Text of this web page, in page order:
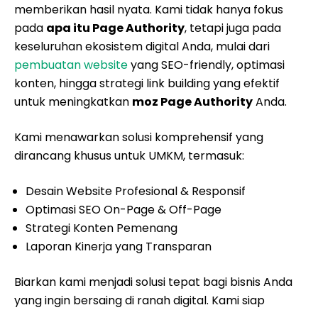
memberikan hasil nyata. Kami tidak hanya fokus
pada apa itu Page Authority, tetapi juga pada
keseluruhan ekosistem digital Anda, mulai dari
pembuatan websiteyang SEO-friendly, optimasi
konten, hingga strategi link building yang efektif
untuk meningkatkan moz Page AuthorityAnda.
Kami menawarkan solusi komprehensif yang
dirancang khusus untuk UMKM, termasuk:
Desain Website Profesional & Responsif
Optimasi SEO On-Page & Off-Page
Strategi Konten Pemenang
Laporan Kinerja yang Transparan
Biarkan kami menjadi solusi tepat bagi bisnis Anda
yang ingin bersaing di ranah digital. Kami siap